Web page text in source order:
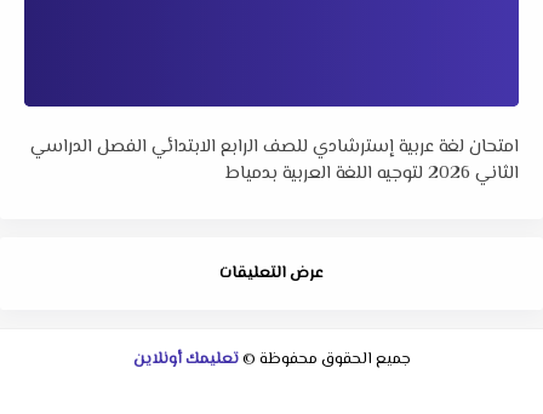
امتحان لغة عربية إسترشادي للصف الرابع الابتدائي الفصل الدراسي
الثاني 2026 لتوجيه اللغة العربية بدمياط
عرض التعليقات
جميع الحقوق محفوظة ©تعليمك أونلاين